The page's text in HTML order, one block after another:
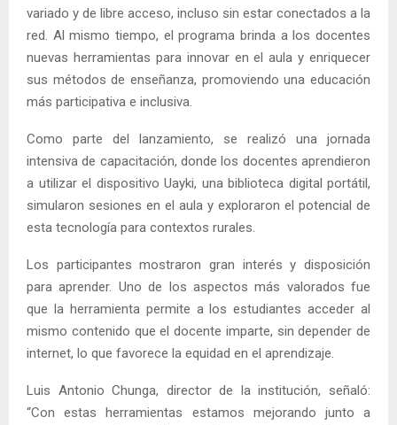
variado y de libre acceso, incluso sin estar conectados a la
red. Al mismo tiempo, el programa brinda a los docentes
nuevas herramientas para innovar en el aula y enriquecer
sus métodos de enseñanza, promoviendo una educación
más participativa e inclusiva.
Como parte del lanzamiento, se realizó una jornada
intensiva de capacitación, donde los docentes aprendieron
a utilizar el dispositivo Uayki, una biblioteca digital portátil,
simularon sesiones en el aula y exploraron el potencial de
esta tecnología para contextos rurales.
Los participantes mostraron gran interés y disposición
para aprender. Uno de los aspectos más valorados fue
que la herramienta permite a los estudiantes acceder al
mismo contenido que el docente imparte, sin depender de
internet, lo que favorece la equidad en el aprendizaje.
Luis Antonio Chunga, director de la institución, señaló:
“Con estas herramientas estamos mejorando junto a